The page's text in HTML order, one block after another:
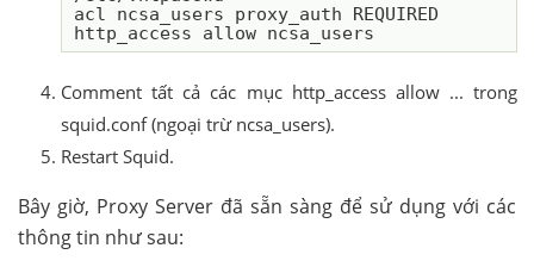
acl ncsa_users proxy_auth REQUIRED
Comment tất cả các mục http_access allow ... trong
squid.conf (ngoại trừ ncsa_users).
Restart Squid.
Bây giờ, Proxy Server đã sẵn sàng để sử dụng với các
thông tin như sau: